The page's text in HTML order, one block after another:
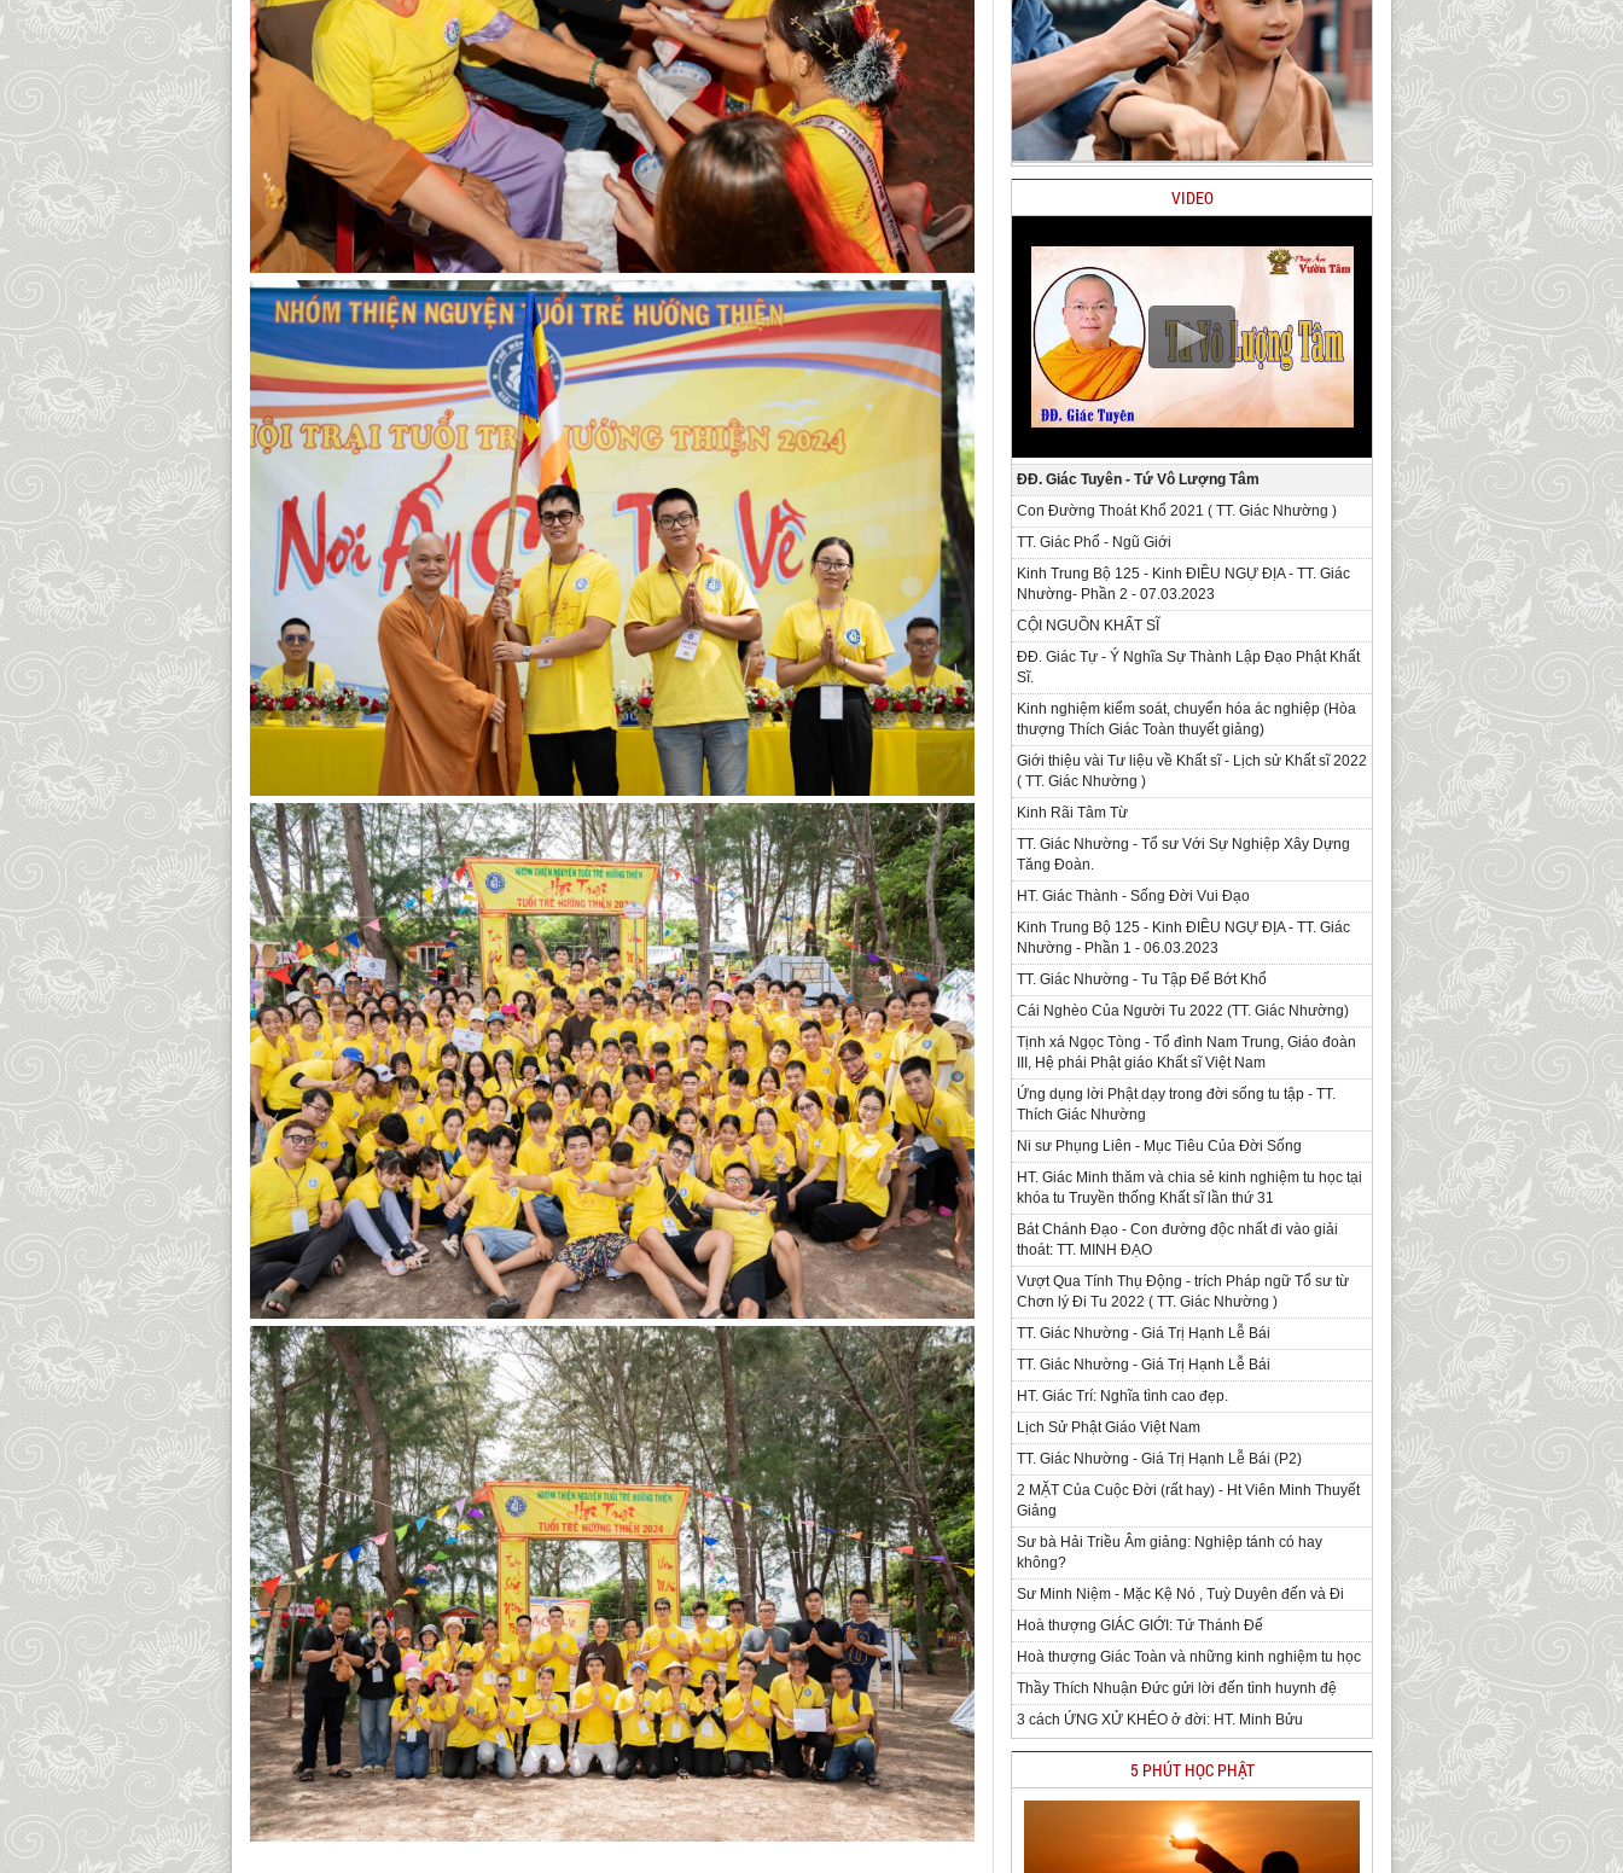
VIDEO
ĐĐ. Giác Tuyên - Tứ Vô Lượng Tâm
Con Đường Thoát Khổ 2021 ( TT. Giác Nhường )
TT. Giác Phổ - Ngũ Giới
Kinh Trung Bộ 125 - Kinh ÐIỀU NGỰ ĐỊA - TT. Giác
Nhường- Phần 2 - 07.03.2023
CỘI NGUỒN KHẤT SĨ
ĐĐ. Giác Tự - Ý Nghĩa Sự Thành Lập Đạo Phật Khất
Sĩ.
Kinh nghiệm kiểm soát, chuyển hóa ác nghiệp (Hòa
thượng Thích Giác Toàn thuyết giảng)
Giới thiệu vài Tư liệu về Khất sĩ - Lịch sử Khất sĩ 2022
( TT. Giác Nhường )
Kinh Rãi Tâm Từ
TT. Giác Nhường - Tổ sư Với Sự Nghiệp Xây Dựng
Tăng Đoàn.
HT. Giác Thành - Sống Đời Vui Đạo
Kinh Trung Bộ 125 - Kinh ÐIỀU NGỰ ĐỊA - TT. Giác
Nhường - Phần 1 - 06.03.2023
TT. Giác Nhường - Tu Tập Để Bớt Khổ
Cái Nghèo Của Người Tu 2022 (TT. Giác Nhường)
Tịnh xá Ngọc Tòng - Tổ đình Nam Trung, Giáo đoàn
III, Hệ phái Phật giáo Khất sĩ Việt Nam
Ứng dụng lời Phật dạy trong đời sống tu tập - TT.
Thích Giác Nhường
Ni sư Phụng Liên - Mục Tiêu Của Đời Sống
HT. Giác Minh thăm và chia sẻ kinh nghiệm tu học tại
khóa tu Truyền thống Khất sĩ lần thứ 31
Bát Chánh Đạo - Con đường độc nhất đi vào giải
thoát: TT. MINH ĐẠO
Vượt Qua Tính Thụ Động - trích Pháp ngữ Tổ sư từ
Chơn lý Đi Tu 2022 ( TT. Giác Nhường )
TT. Giác Nhường - Giá Trị Hạnh Lễ Bái
TT. Giác Nhường - Giá Trị Hạnh Lễ Bái
HT. Giác Trí: Nghĩa tình cao đẹp.
Lịch Sử Phật Giáo Việt Nam
TT. Giác Nhường - Giá Trị Hạnh Lễ Bái (P2)
2 MẶT Của Cuộc Đời (rất hay) - Ht Viên Minh Thuyết
Giảng
Sư bà Hải Triều Âm giảng: Nghiệp tánh có hay
không?
Sư Minh Niệm - Mặc Kệ Nó , Tuỳ Duyên đến và Đi
Hoà thượng GIÁC GIỚI: Tứ Thánh Đế
Hoà thượng Giác Toàn và những kinh nghiệm tu học
Thầy Thích Nhuận Đức gửi lời đến tình huynh đệ
3 cách ỨNG XỬ KHÉO ở đời: HT. Minh Bửu
5 PHÚT HỌC PHẬT